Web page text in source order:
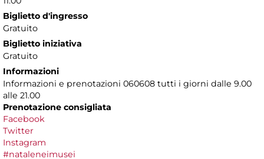
Biglietto d'ingresso
Gratuito
Biglietto iniziativa
Gratuito
Informazioni
Informazioni e prenotazioni 060608 tutti i giorni dalle 9.00
alle 21.00
Prenotazione consigliata
Facebook
Twitter
Instagram
#nataleneimusei